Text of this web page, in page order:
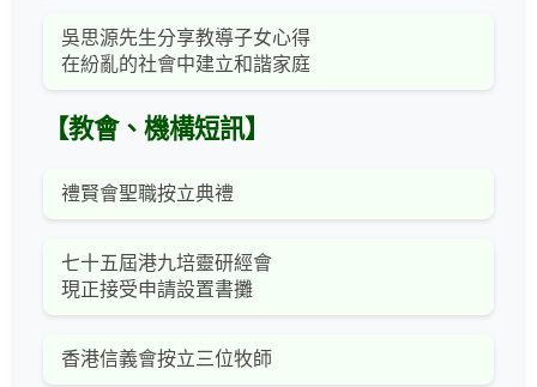
吳思源先生分享教導子女心得
在紛亂的社會中建立和諧家庭
【教會、機構短訊】
禮賢會聖職按立典禮
七十五屆港九培靈研經會
現正接受申請設置書攤
香港信義會按立三位牧師